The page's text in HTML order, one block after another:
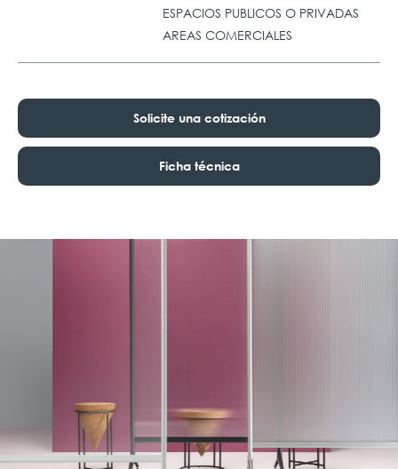
ESPACIOS PUBLICOS O PRIVADAS
AREAS COMERCIALES
Solicite una cotización
Ficha técnica